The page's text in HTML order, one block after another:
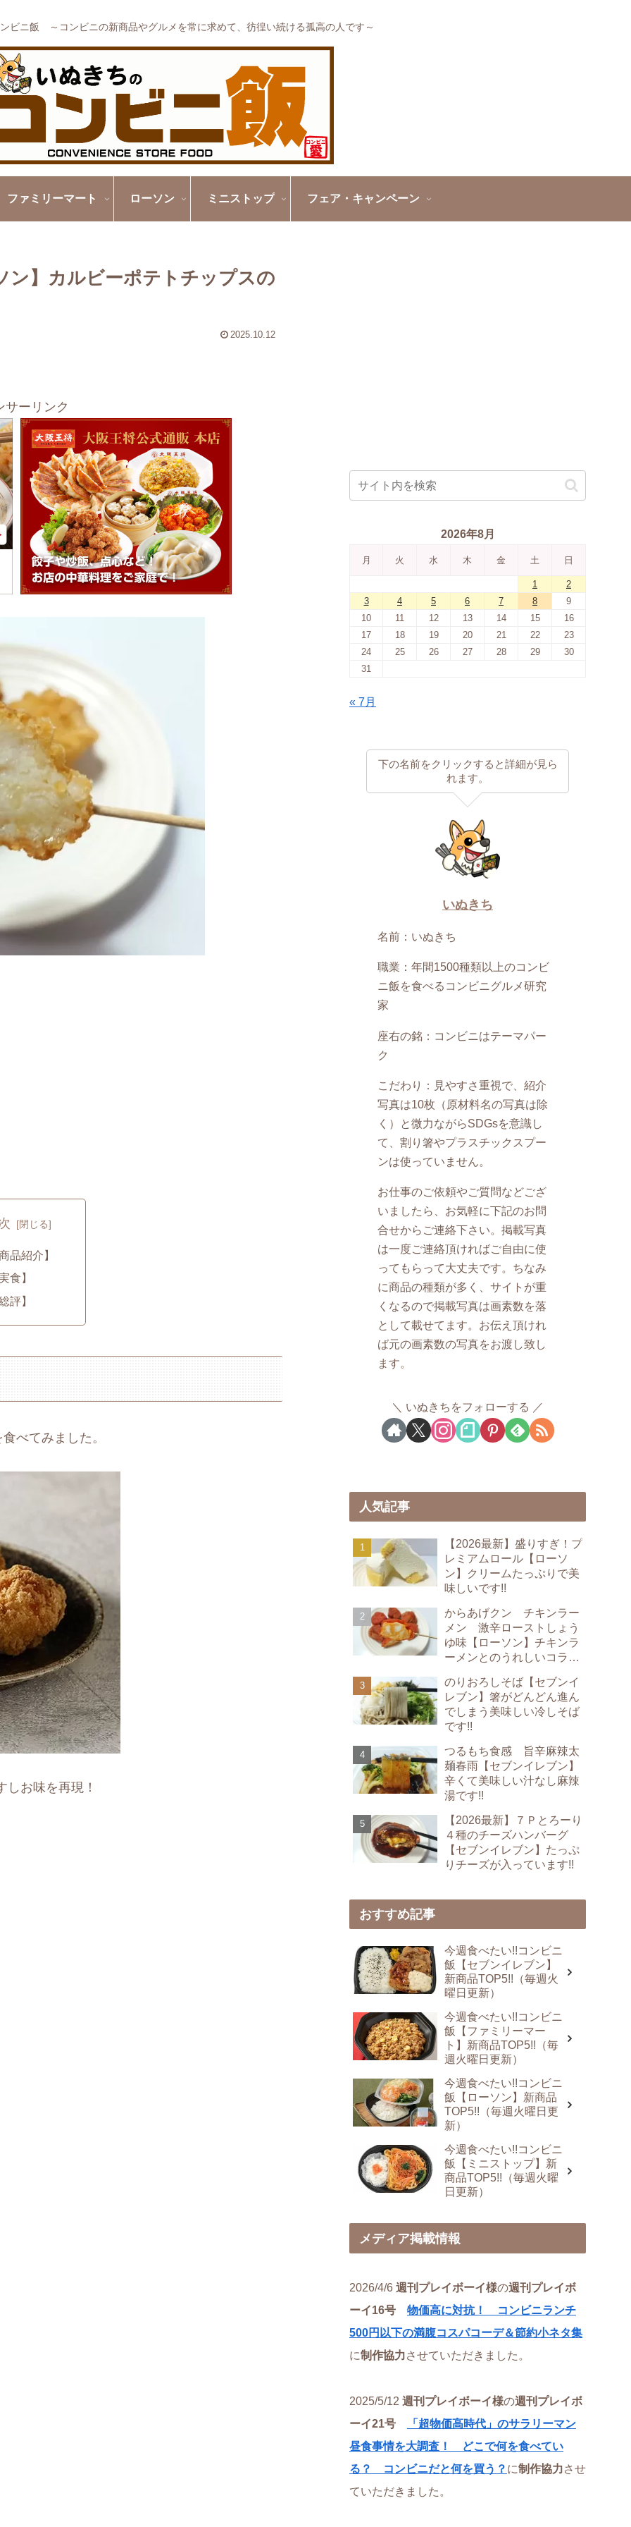
ビニ飯 ～コンビニの新商品やグルメを常に求めて、彷徨い続ける孤高の人です～
ファミリーマート ローソン ミニストップ フェア・キャンペーン
ン】カルビーポテトチップスの
2025.10.12
サーリンク
品紹介】
食】
評】
べてみました。
お味を再現！
2026年8月
月 火 水 木 金 土 日
1
2
3
4 5 6 7 8
9
10
11 12 13 14 15
16
17
18 19 20 21 22
23
24
25 26 27 28 29
30
31
« 7月
下の名前をクリックすると詳細が見ら
れます。
いぬきち
名前：いぬきち
職業：年間1500種類以上のコンビ
ニ飯を食べるコンビニグルメ研究
家
座右の銘：コンビニはテーマパー
ク
こだわり：見やすさ重視で、紹介
写真は10枚（原材料名の写真は除
く）と微力ながらSDGsを意識し
て、割り箸やプラスチックスプー
ンは使っていません。
お仕事のご依頼やご質問などござ
いましたら、お気軽に下記のお問
合せからご連絡下さい。掲載写真
は一度ご連絡頂ければご自由に使
ってもらって大丈夫です。ちなみ
に商品の種類が多く、サイトが重
くなるので掲載写真は画素数を落
として載せてます。お伝え頂けれ
ば元の画素数の写真をお渡し致し
ます。
いぬきちをフォローする
人気記事
【2026最新】盛りすぎ！プ
レミアムロール【ローソ
ン】クリームたっぷりで美
味しいです!!
からあげクン チキンラー
メン 激辛ローストしょう
ゆ味【ローソン】チキンラ
ーメンとのうれしいコラボ
のりおろしそば【セブンイ
レブン】箸がどんどん進ん
でしまう美味しい冷しそば
です!!
つるもち食感 旨辛麻辣太
麺春雨【セブンイレブン】
辛くて美味しい汁なし麻辣
湯です!!
【2026最新】７Ｐとろーり
４種のチーズハンバーグ
【セブンイレブン】たっぷ
りチーズが入っています!!
おすすめ記事
今週食べたい!!コンビニ
飯【セブンイレブン】
新商品TOP5!!（毎週火
曜日更新）
今週食べたい!!コンビニ
飯【ファミリーマー
ト】新商品TOP5!!（毎
週火曜日更新）
今週食べたい!!コンビニ
飯【ローソン】新商品
TOP5!!（毎週火曜日更
新）
今週食べたい!!コンビニ
飯【ミニストップ】新
商品TOP5!!（毎週火曜
日更新）
メディア掲載情報
2026/4/6 週刊プレイボーイ様の週刊プレイボ
ーイ16号 物価高に対抗！ コンビニランチ
500円以下の満腹コスパコーデ＆節約小ネタ集
に制作協力させていただきました。
2025/5/12 週刊プレイボーイ様の週刊プレイボ
ーイ21号
「超物価高時代」のサラリーマン
昼食事情を大調査！ どこで何を食べてい
る？ コンビニだと何を買う？ に制作協力させ
ていただきました。